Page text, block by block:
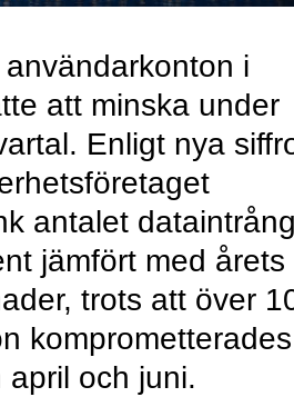
i
att minska under
Enligt nya
antalet
jämfört med årets
trots att över
komprometterades
och juni.